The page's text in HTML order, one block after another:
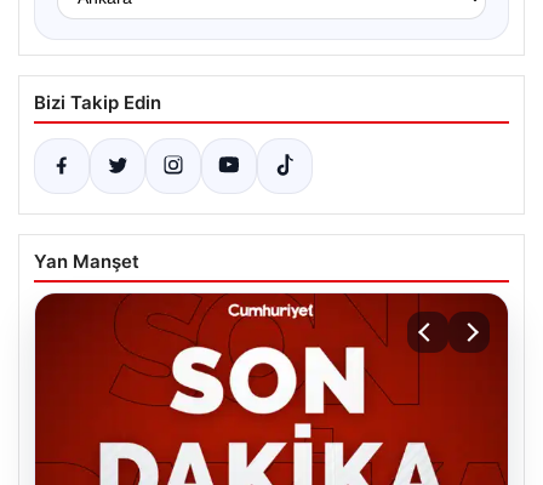
Bizi Takip Edin
Yan Manşet